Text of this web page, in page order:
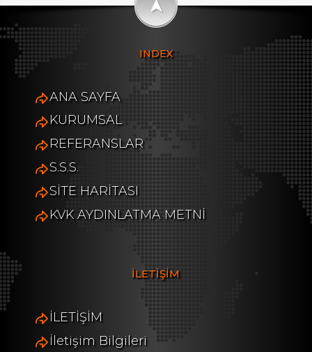
➤
INDEX
ANA SAYFA
KURUMSAL
REFERANSLAR
S.S.S.
SİTE HARİTASI
KVK AYDINLATMA METNİ
İLETİŞİM
İLETİŞİM
İletişim Bilgileri